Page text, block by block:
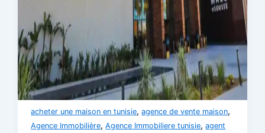
acheter une maison en tunisie,agence de vente maison,
Agence Immobilière,Agence Immobiliere tunisie,agent